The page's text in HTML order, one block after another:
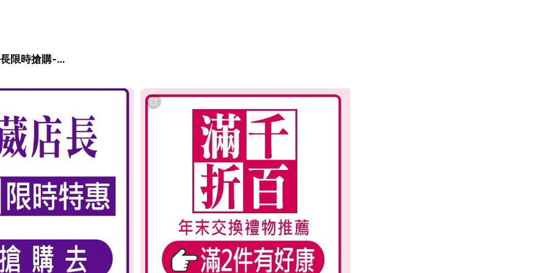
小葳店長限時搶購-每週三上新